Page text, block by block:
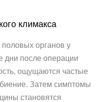
климакса
органов у
дни после операции
ощущаются частые
Затем симптомы
становятся